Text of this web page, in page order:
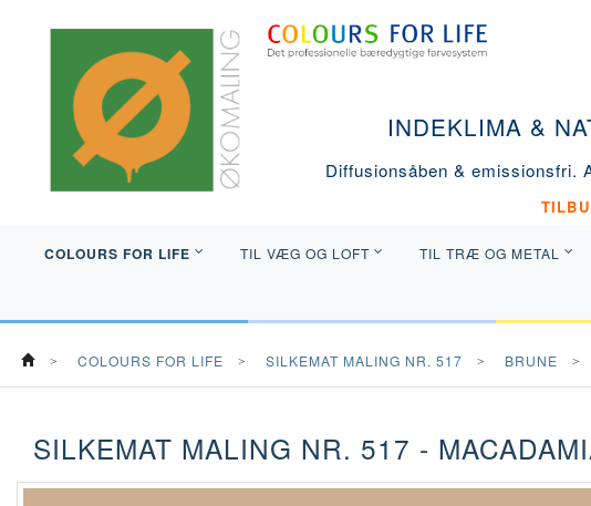
INDEKLIMA &
Diffusionsåben & emissionsfri.
COLOURS FOR LIFE TIL VÆG OG LOFT TIL TRÆ OG METAL
COLOURS FOR LIFE SILKEMAT MALING NR. 517 BRUNE
SILKEMAT MALING NR. 517 -